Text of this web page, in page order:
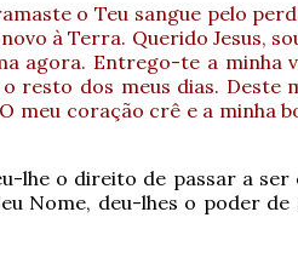
o Teu sangue pelo
à Terra. Querido Jesus,
agora. Entrego-te a minha
resto dos meus dias. Deste
meu coração crê e a minha
lhe o direito de passar a ser
Nome, deu-lhes o poder